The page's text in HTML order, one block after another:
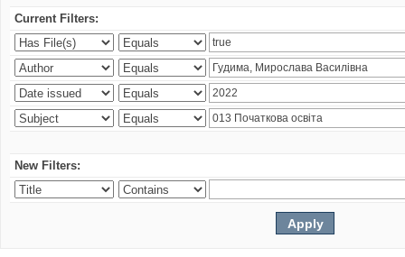
Current Filters:
New Filters: